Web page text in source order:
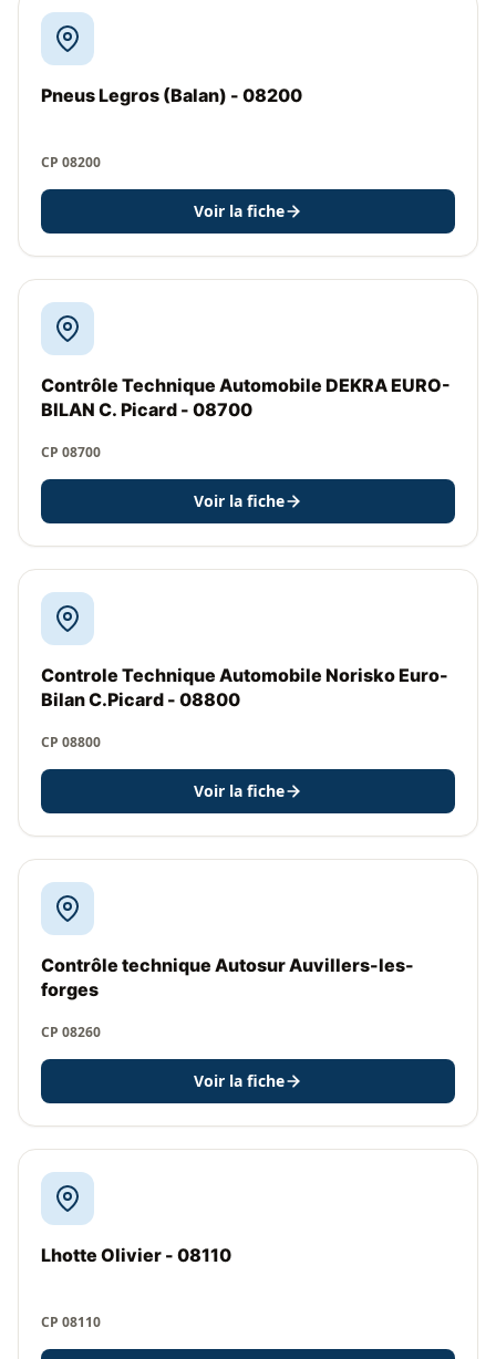
Pneus Legros (Balan) - 08200
CP 08200
Voir la fiche
Contrôle Technique Automobile DEKRA EURO-
BILAN C. Picard - 08700
CP 08700
Voir la fiche
Controle Technique Automobile Norisko Euro-
Bilan C.Picard - 08800
CP 08800
Voir la fiche
Contrôle technique Autosur Auvillers-les-
forges
CP 08260
Voir la fiche
Lhotte Olivier - 08110
CP 08110